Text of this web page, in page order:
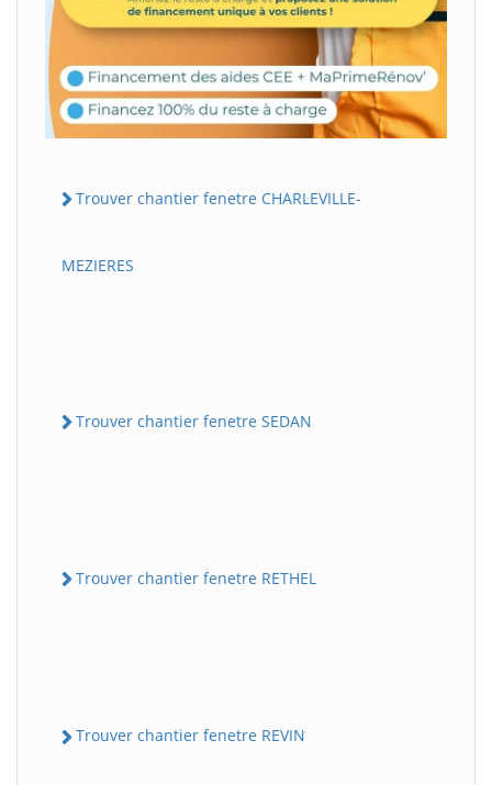
Trouver chantier fenetre CHARLEVILLE-
MEZIERES
Trouver chantier fenetre SEDAN
Trouver chantier fenetre RETHEL
Trouver chantier fenetre REVIN